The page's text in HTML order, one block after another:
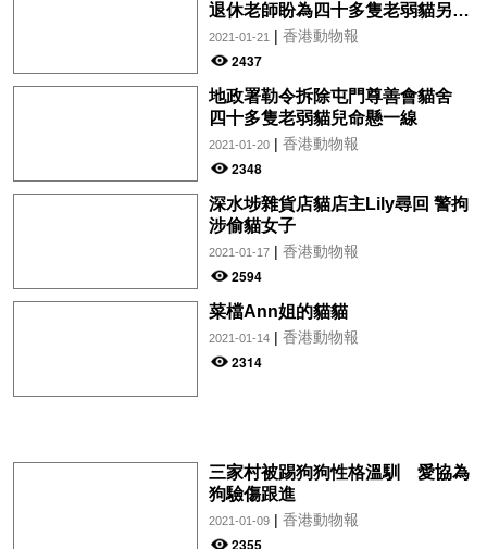
退休老師盼為四十多隻老弱貓另覓
新居
2021-01-21 | 香港動物報
2437
地政署勒令拆除屯門尊善會貓舍
四十多隻老弱貓兒命懸一線
2021-01-20| 香港動物報
2348
深水埗雜貨店貓店主Lily尋回 警拘
涉偷貓女子
2021-01-17| 香港動物報
2594
菜檔Ann姐的貓貓
2021-01-14| 香港動物報
2314
三家村被踢狗狗性格溫馴 愛協為
狗驗傷跟進
2021-01-09| 香港動物報
2355